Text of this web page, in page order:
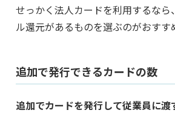
せっかく法人カードを利用するなら
ル還元があるものを選ぶのがおすす
追加で発行できるカードの数
追加でカードを発行して従業員に渡